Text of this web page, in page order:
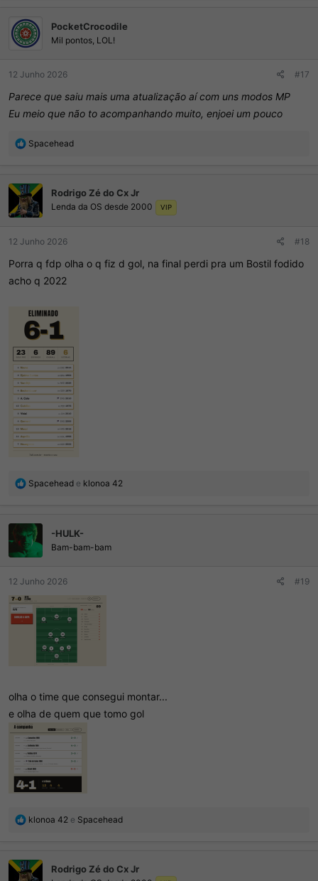
õ
e
PocketCrocodile
Mil pontos, LOL!
12 Junho 2026 #17
Parece que saiu mais uma atualização aí com uns modos MP
Eu meio que não to acompanhando muito, enjoei um pouco
R
ç
õ
e
s
Spacehead
Rodrigo Zé do Cx Jr
Lenda da OS desde 2000 VIP
12 Junho 2026 #18
Porra q fdp olha o q fiz d gol, na final perdi pra um Bostil fodido
acho q 2022
R
ç
õ
e
s
Spacehead e klonoa 42
-HULK-
Bam-bam-bam
12 Junho 2026 #19
olha o time que consegui montar...
e olha de quem que tomo gol
R
ç
õ
klonoa 42 e Spacehead
Rodrigo Zé do Cx Jr